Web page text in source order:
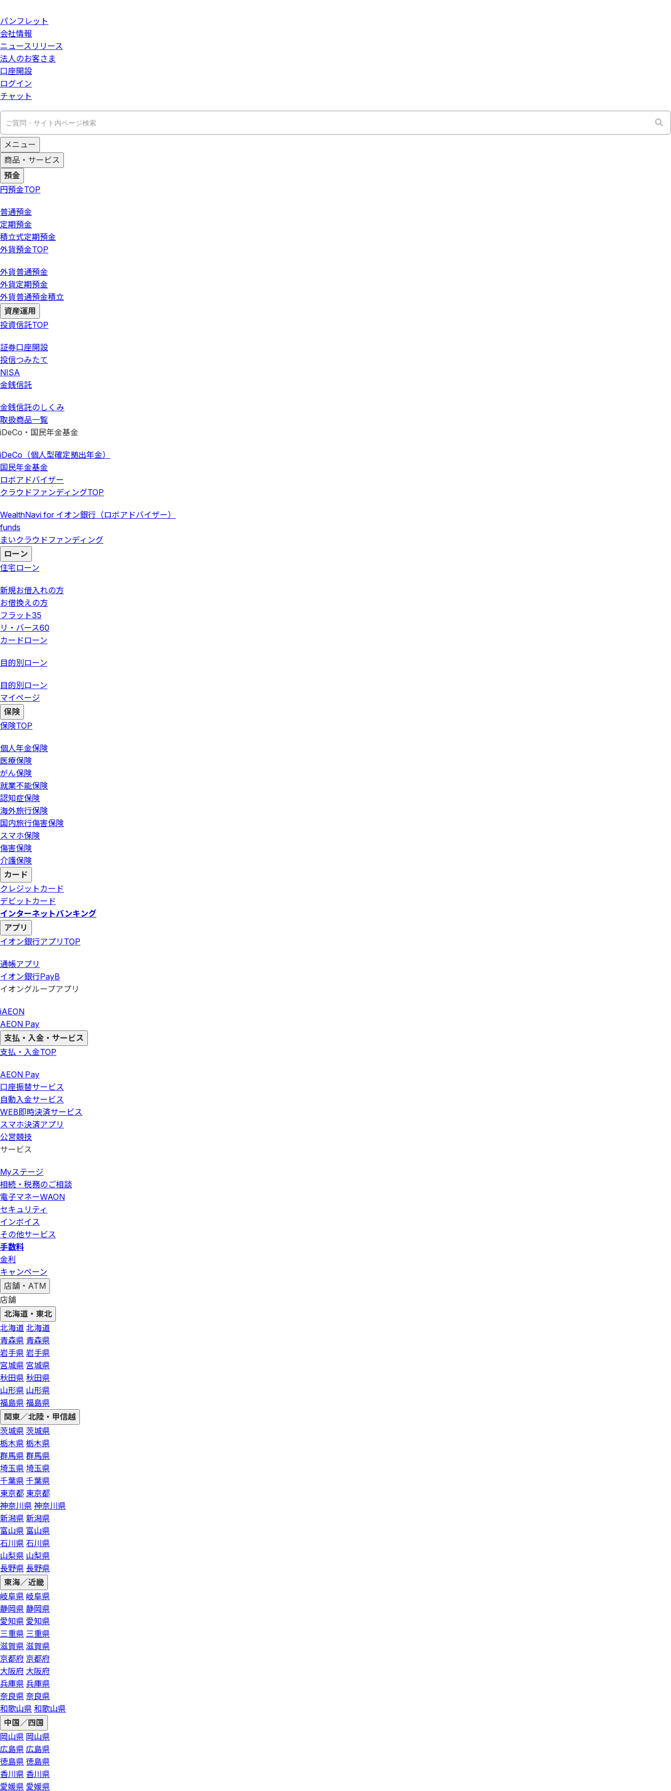
パンフレット
会社情報
ニュースリリース
法人のお客さま
口座開設
ログイン
チャット
メニュー
商品・サービス
預金
円預金TOP
普通預金
定期預金
積立式定期預金
外貨預金TOP
外貨普通預金
外貨定期預金
外貨普通預金積立
資産運用
投資信託TOP
証券口座開設
投信つみたて
NISA
金銭信託
金銭信託のしくみ
取扱商品一覧
iDeCo・国民年金基金
iDeCo（個人型確定拠出年金）
国民年金基金
ロボアドバイザー
クラウドファンディングTOP
WealthNavi for イオン銀行（ロボアドバイザー）
funds
まいクラウドファンディング
ローン
住宅ローン
新規お借入れの方
お借換えの方
フラット35
リ・バース60
カードローン
目的別ローン
目的別ローン
マイページ
保険
保険TOP
個人年金保険
医療保険
がん保険
就業不能保険
認知症保険
海外旅行保険
国内旅行傷害保険
スマホ保険
傷害保険
介護保険
カード
クレジットカード
デビットカード
インターネットバンキング
アプリ
イオン銀行アプリ TOP
通帳アプリ
イオン銀行PayB
イオングループアプリ
iAEON
AEON Pay
支払・入金・サービス
支払・入金TOP
AEON Pay
口座振替サービス
自動入金サービス
WEB即時決済サービス
スマホ決済アプリ
公営競技
サービス
Myステージ
相続・税務のご相談
電子マネーWAON
セキュリティ
インボイス
その他サービス
手数料
金利
キャンペーン
店舗・ATM
店舗
北海道・東北
北海道 北海道
青森県 青森県
岩手県 岩手県
宮城県 宮城県
秋田県 秋田県
山形県 山形県
福島県 福島県
関東／北陸・甲信越
茨城県 茨城県
栃木県 栃木県
群馬県 群馬県
埼玉県 埼玉県
千葉県 千葉県
東京都 東京都
神奈川県 神奈川県
新潟県 新潟県
富山県 富山県
石川県 石川県
山梨県 山梨県
長野県 長野県
東海／近畿
岐阜県 岐阜県
静岡県 静岡県
愛知県 愛知県
三重県 三重県
滋賀県 滋賀県
京都府 京都府
大阪府 大阪府
兵庫県 兵庫県
奈良県 奈良県
和歌山県 和歌山県
中国／四国
岡山県 岡山県
広島県 広島県
徳島県 徳島県
香川県 香川県
愛媛県 愛媛県